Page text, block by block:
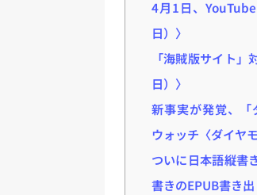
4月1日、
日）〉
「海賊版サイト
日）〉
新事実が発覚、
ウォッチ〈ダイヤ
ついに日本語縦書
書きのEPUB書き